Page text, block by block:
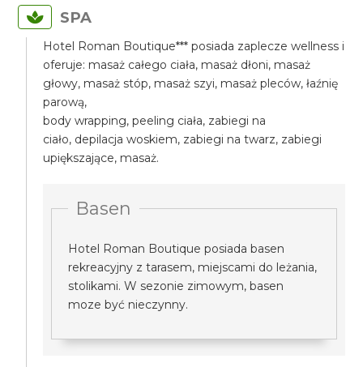
SPA
Hotel Roman Boutique*** posiada zaplecze wellness i
oferuje: masaż całego ciała, masaż dłoni, masaż
głowy, masaż stóp, masaż szyi, masaż pleców, łaźnię
parową,
body wrapping, peeling ciała, zabiegi na
ciało, depilacja woskiem, zabiegi na twarz, zabiegi
upiększające, masaż.
Basen
Hotel Roman Boutique posiada basen
rekreacyjny z tarasem, miejscami do leżania,
stolikami. W sezonie zimowym, basen
moze być nieczynny.